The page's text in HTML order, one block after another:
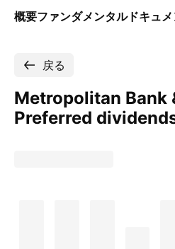
概要ファンダメンタルドキュメ
戻る
Metropolitan Bank
Preferred